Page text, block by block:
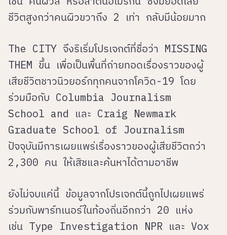
ชีวิตสูงกว่าคนผิวขวาถึง 2 เท่า กลับมีน้อยมาก
The CITY จึงริเริ่มโปรเจกต์ที่ชื่อว่า MISSING
THEM ขึ้น เพื่อเป็นพื้นที่ถ่ายทอดเรื่องราวของผู้
เสียชีวิตชาวนิวยอร์กทุกคนจากโควิด-19 โดย
ร่วมมือกับ Columbia Journalism
School and และ Craig Newmark
Graduate School of Journalism
ปัจจุบันมีการเผยแพร่เรื่องราวของผู้เสียชีวิตกว่า
2,300 คน ให้เสิชและค้นหาได้ตามอาชีพ
ยังไม่จบแค่นี้ ข้อมูลจากโปรเจกต์นี้ถูกไปเผยแพร่
ร่วมกับพาร์ทเนอร์ในท้องถิ่นอีกกว่า 20 แห่ง
เช่น Type Investigation NPR และ Vox